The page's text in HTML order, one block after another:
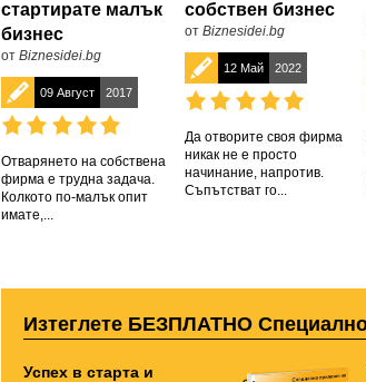
стартирате малък
бизнес
от Biznesidei.bg
09 Август 2017
Отварянето на собствена
фирма е трудна задача.
Колкото по-малък опит
имате,...
собствен бизнес
от Biznesidei.bg
12 Май 2022
Да отворите своя фирма
никак не е просто
начинание, напротив.
Съпътстват го...
Изтеглете БЕЗПЛАТНО
Успех в старта и